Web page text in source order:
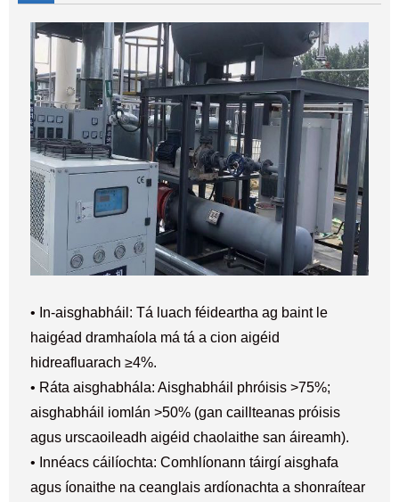
• In-aisghabháil: Tá luach féideartha ag baint le
haigéad dramhaíola má tá a cion aigéid
hidreafluarach ≥4%.
• Ráta aisghabhála: Aisghabháil phróisis >75%;
aisghabháil iomlán >50% (gan caillteanas próisis
agus urscaoileadh aigéid chaolaithe san áireamh).
• Innéacs cáilíochta: Comhlíonann táirgí aisghafa
agus íonaithe na ceanglais ardíonachta a shonraítear